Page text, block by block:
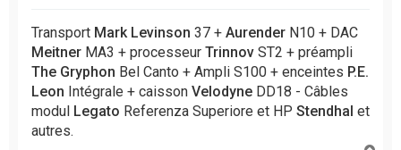
Transport Mark Levinson 37 + Aurender N10 + DAC
Meitner MA3 + processeur Trinnov ST2 + préampli
The Gryphon Bel Canto + Ampli S100 + enceintes P.E.
Leon Intégrale + caisson Velodyne DD18 - Câbles
modul Legato Referenza Superiore et HP Stendhal et
autres.